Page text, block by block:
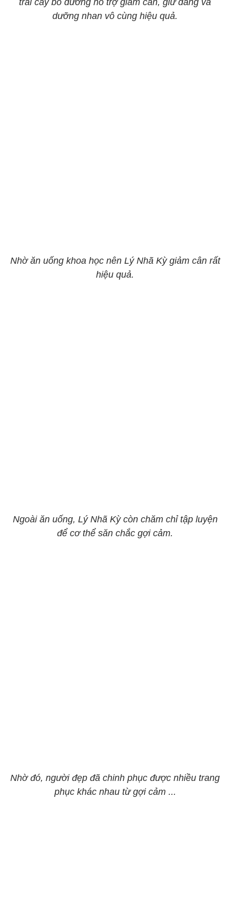
trái cây bổ dưỡng hỗ trợ giảm cân, giữ dáng và
dưỡng nhan vô cùng hiệu quả.
Nhờ ăn uống khoa học nên Lý Nhã Kỳ giảm cân rất
hiệu quả.
Ngoài ăn uống, Lý Nhã Kỳ còn chăm chỉ tập luyện
để cơ thể săn chắc gợi cảm.
Nhờ đó, người đẹp đã chinh phục được nhiều trang
phục khác nhau từ gợi cảm ...